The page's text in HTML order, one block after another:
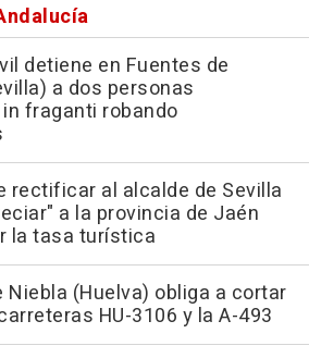
detiene en Fuentes de
a dos personas
fraganti robando
rectificar al alcalde de Sevilla
a la provincia de Jaén
la tasa turística
Niebla (Huelva) obliga a cortar
HU-3106 y la A-493